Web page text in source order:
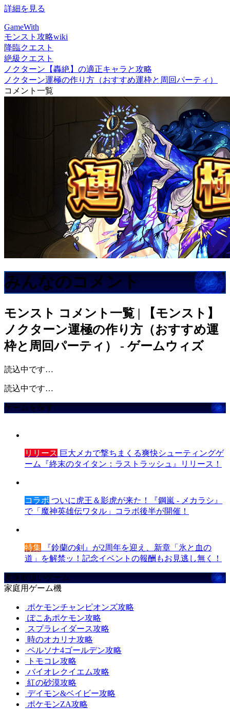
詳細を見る
GameWith
モンスト攻略wiki
降臨クエスト
絶級クエスト
ノクターン【轟絶】の適正キャラと攻略
ノクターン運極の作り方（おすすめ運枠と周回パーティ）
コメント一覧
みんなのコメント
モンスト コメント一覧 | 【モンスト】
ノクターン運極の作り方（おすすめ運
枠と周回パーティ） - ゲームウィズ
読込中です…
読込中です…
ゲームを探す
リリース 巨大メカで撃ちまくる爽快シューティングゲ
ーム『終末のタイタン：ラストラッシュ』リリース！
コラボ ついに虎王＆影虎が来た！『鋼嵐 - メカラシ』
で「魔神英雄伝ワタル」コラボ後半が開催！
特集 『鈴蘭の剣』が2周年を迎え、新章「氷と血の
道」を解禁ッ！記念イベントの報酬もお見逃し無く！
攻略取扱いゲーム
家庭用ゲーム機
ポケモンチャンピオンズ攻略
ぽこあポケモン攻略
スプラレイダース攻略
時のオカリナ攻略
ペルソナ4ゴールデン攻略
トモコレ攻略
バイオレクイエム攻略
紅の砂漠攻略
デイモン&ベイビー攻略
ポケモンZA攻略